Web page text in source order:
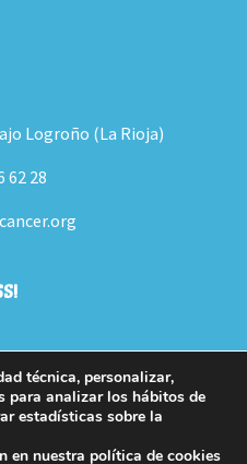
Logroño (La Rioja)
62 28
técnica, personalizar,
para analizar los hábitos de
estadísticas sobre la
en nuestra política de cookies